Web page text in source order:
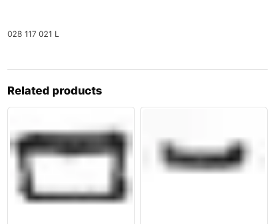
028 117 021 L
Related products